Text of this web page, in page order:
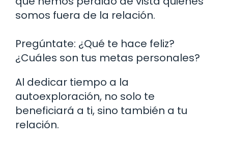
somos fuera de la relación.
Pregúntate: ¿Qué te hace feliz?
¿Cuáles son tus metas personales?
Al dedicar tiempo a la
autoexploración, no solo te
beneficiará a ti, sino también a tu
relación.